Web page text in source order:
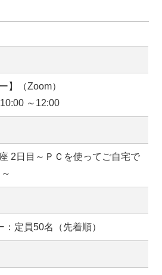
】（Zoom）
～12:00
2日目～ＰＣを使ってご自宅で
定員50名（先着順）